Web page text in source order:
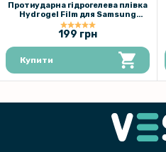
Протиударна гідрогелева плівка
Hydrogel Film для Samsung
Galaxy А31, Transparent
199 грн
Купити